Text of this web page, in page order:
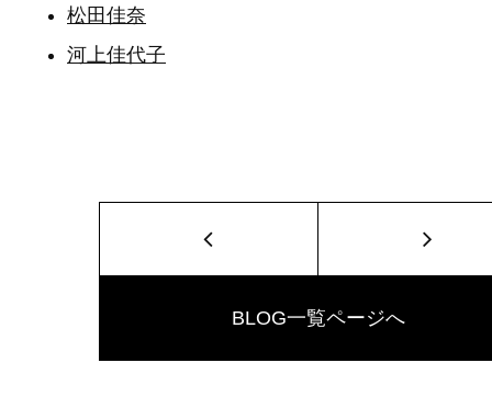
松田佳奈
河上佳代子
BLOG一覧ページへ